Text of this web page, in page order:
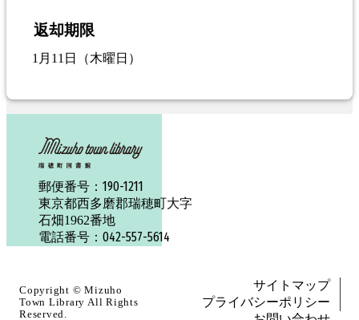
返却期限
1月11日（木曜日）
郵便番号： 190-1211
東京都西多磨郡瑞穂町大字
石畑1962番地
電話番号： 042-557-5614
Copyright ©Mizuho
Town Library All Rights
Reserved.
サイトマップ
プライバシーポリシー